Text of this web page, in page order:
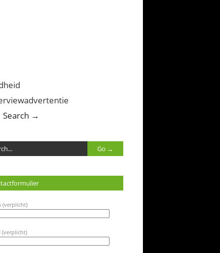
Search →
(verplicht)
(verplicht)